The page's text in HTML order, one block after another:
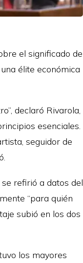
el significado de
élite económica
declaró Rivarola,
esenciales.
seguidor de
refirió a datos del
“para quién
subió en los dos
los mayores